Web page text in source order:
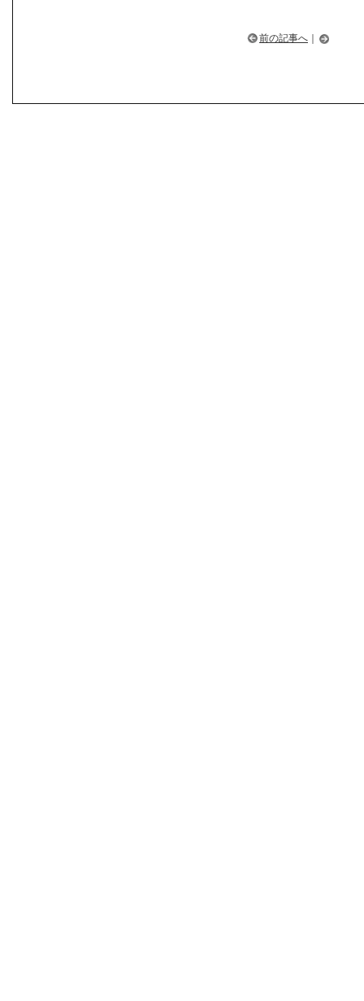
前の記事へ ｜